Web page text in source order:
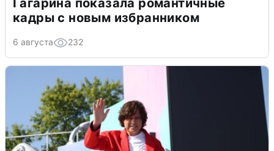
кадры с новым избранником
6 августа 232